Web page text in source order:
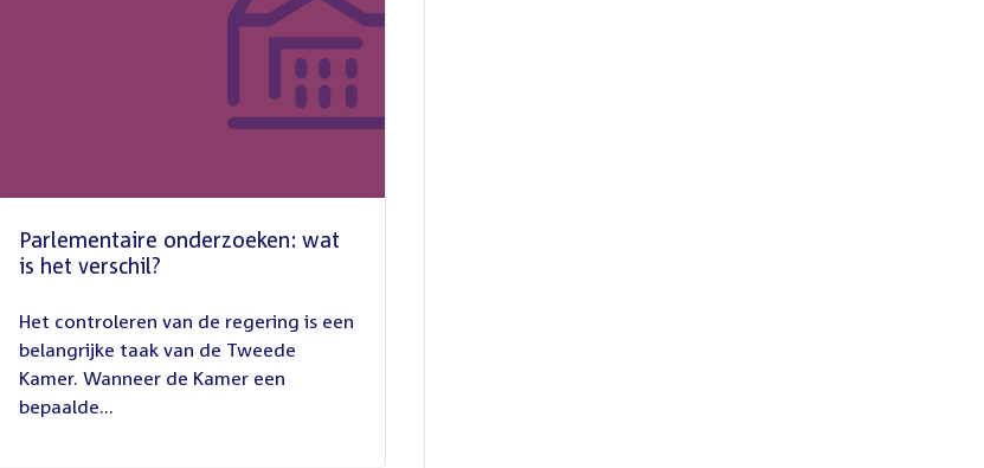
Parlementaire onderzoeken: wat
is het verschil?
juli
2026
Het controleren van de regering is een
belangrijke taak van de Tweede
Kamer. Wanneer de Kamer een
bepaalde...